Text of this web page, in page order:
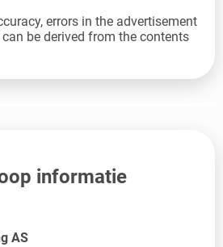
errors in the advertisement
be derived from the contents
informatie
AS